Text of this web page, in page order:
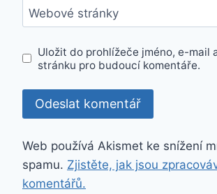
Webové stránky
Uložit do prohlížeče jméno, e-mail
stránku pro budoucí komentáře.
Web používá Akismet ke snížení
spamu. Zjistěte, jak jsou
komentářů.